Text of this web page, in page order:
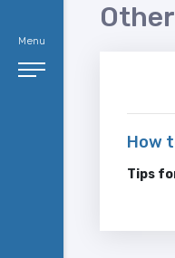
Menu
How
Tips